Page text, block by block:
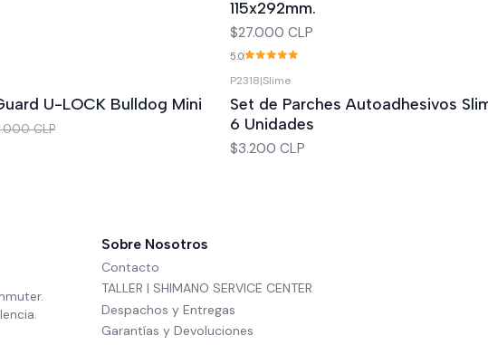
115x292mm.
$27.000 CLP
5.0
U-LOCK Bulldog Mini
CLP
Agotado
P2318|Slime
Set de Parches Autoadhesivos
6 Unidades
$3.200 CLP
Sobre Nosotros
Contacto
TALLER | SHIMANO SERVICE CENTER
Despachos y Entregas
Garantías y Devoluciones